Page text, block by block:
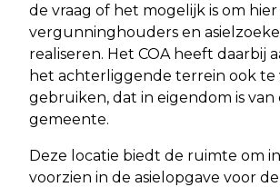
de vraag of het mogelijk is om
vergunninghouders en
realiseren. Het COA heeft daarbij
het achterliggende terrein ook te
gebruiken, dat in eigendom is van
gemeente.
Deze locatie biedt de ruimte om
voorzien in de asielopgave voor